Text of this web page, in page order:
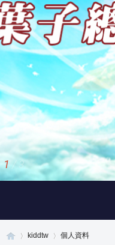
1 / 3
kiddtw 個人資料